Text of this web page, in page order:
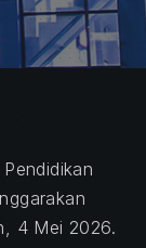
4 Mei 2026.